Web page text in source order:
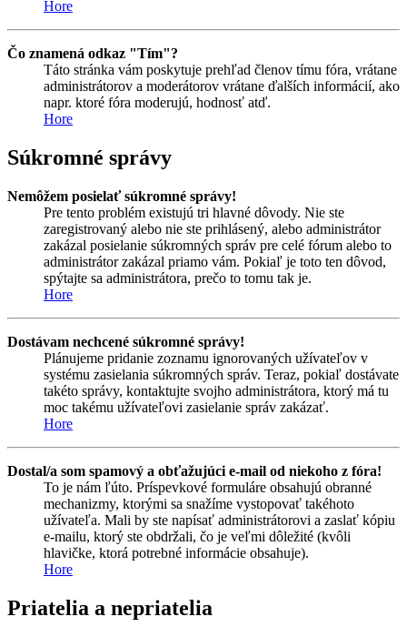
Hore
Čo znamená odkaz "Tím"?
Táto stránka vám poskytuje prehľad členov tímu fóra, vrátane
administrátorov a moderátorov vrátane ďalších informácií, ako
napr. ktoré fóra moderujú, hodnosť atď.
Hore
Súkromné správy
Nemôžem posielať súkromné správy!
Pre tento problém existujú tri hlavné dôvody. Nie ste
zaregistrovaný alebo nie ste prihlásený, alebo administrátor
zakázal posielanie súkromných správ pre celé fórum alebo to
administrátor zakázal priamo vám. Pokiaľ je toto ten dôvod,
spýtajte sa administrátora, prečo to tomu tak je.
Hore
Dostávam nechcené súkromné správy!
Plánujeme pridanie zoznamu ignorovaných užívateľov v
systému zasielania súkromných správ. Teraz, pokiaľ dostávate
takéto správy, kontaktujte svojho administrátora, ktorý má tu
moc takému užívateľovi zasielanie správ zakázať.
Hore
Dostal/a som spamový a obťažujúci e-mail od niekoho z fóra!
To je nám ľúto. Príspevkové formuláre obsahujú obranné
mechanizmy, ktorými sa snažíme vystopovať takéhoto
užívateľa. Mali by ste napísať administrátorovi a zaslať kópiu
e-mailu, ktorý ste obdržali, čo je veľmi dôležité (kvôli
hlavičke, ktorá potrebné informácie obsahuje).
Hore
Priatelia a nepriatelia